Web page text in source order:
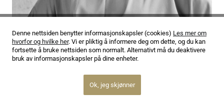
10.06.22
Lise Davidsen er Festspillenes artist in residence i
2023
Denne nettsiden benytter informasjonskapsler (cookies) Les mer om
hvorfor og hvilke her. Vi er pliktig å informere deg om dette, og du kan
fortsette å bruke nettsiden som normalt. Alternativt må du deaktivere
bruk av informasjonskapsler på dine enheter.
Ok, jeg skjønner